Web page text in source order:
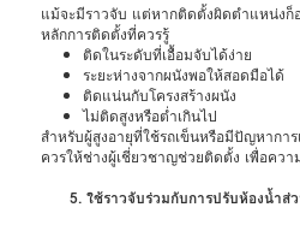
แม้จะมีราวจับ แต่หากติดตั้งผิดตำแหน่งก็
หลักการติดตั้งที่ควรรู้
ติดในระดับที่เอื้อมจับได้ง่าย
ระยะห่างจากผนังพอให้สอดมือได้
ติดแน่นกับโครงสร้างผนัง
ไม่ติดสูงหรือต่ำเกินไป
สำหรับผู้สูงอายุที่ใช้รถเข็นหรือมีปัญหากา
ควรให้ช่างผู้เชี่ยวชาญช่วยติดตั้ง เพื่อคว
5. ใช้ราวจับร่วมกับการปรับห้องน้ำส่